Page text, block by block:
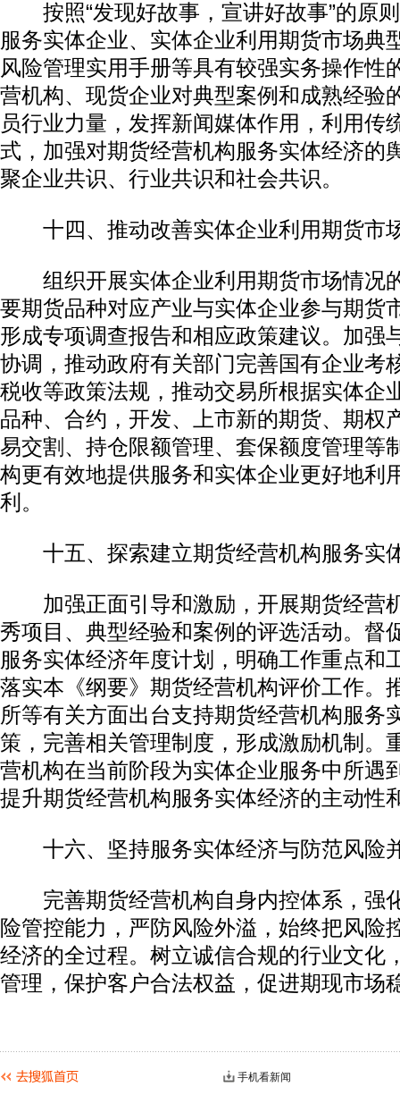
按照“发现好故事，宣讲好故事”的原
服务实体企业、实体企业利用期货市场典
风险管理实用手册等具有较强实务操作性
营机构、现货企业对典型案例和成熟经验
员行业力量，发挥新闻媒体作用，利用传
式，加强对期货经营机构服务实体经济的
聚企业共识、行业共识和社会共识。
十四、推动改善实体企业利用期货市
组织开展实体企业利用期货市场情况
要期货品种对应产业与实体企业参与期货
形成专项调查报告和相应政策建议。加强
协调，推动政府有关部门完善国有企业考
税收等政策法规，推动交易所根据实体企
品种、合约，开发、上市新的期货、期权
易交割、持仓限额管理、套保额度管理等
构更有效地提供服务和实体企业更好地利
利。
十五、探索建立期货经营机构服务实
加强正面引导和激励，开展期货经营
秀项目、典型经验和案例的评选活动。督
服务实体经济年度计划，明确工作重点和
落实本《纲要》期货经营机构评价工作。
所等有关方面出台支持期货经营机构服务
策，完善相关管理制度，形成激励机制。
营机构在当前阶段为实体企业服务中所遇
提升期货经营机构服务实体经济的主动性
十六、坚持服务实体经济与防范风险
完善期货经营机构自身内控体系，强
险管控能力，严防风险外溢，始终把风险
经济的全过程。树立诚信合规的行业文化
管理，保护客户合法权益，促进期现市场
手机看新闻